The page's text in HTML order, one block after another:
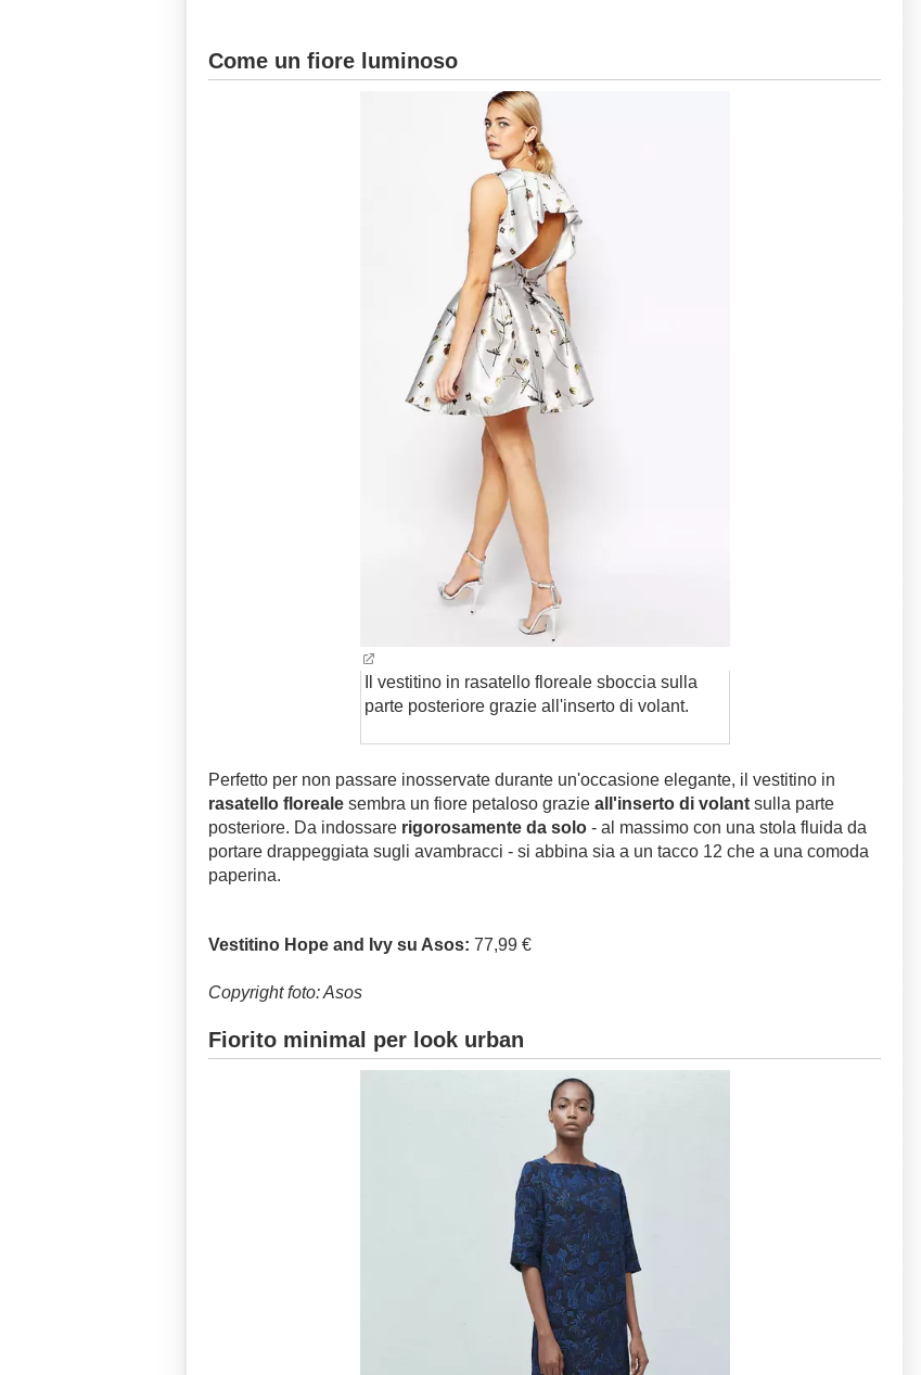
Come un fiore luminoso
Il vestitino in rasatello floreale sboccia sulla
parte posteriore grazie all'inserto di volant.
Perfetto per non passare inosservate durante un'occasione elegante, il vestitino in
rasatello floreale sembra un fiore petaloso grazie all'inserto di volant sulla parte
posteriore. Da indossare rigorosamente da solo - al massimo con una stola fluida da
portare drappeggiata sugli avambracci - si abbina sia a un tacco 12 che a una comoda
paperina.
Vestitino Hope and Ivy su Asos: 77,99 €
Copyright foto: Asos
Fiorito minimal per look urban